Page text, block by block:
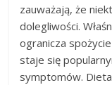
zauważają, że
dolegliwości.
ogranicza
staje się
symptomów.